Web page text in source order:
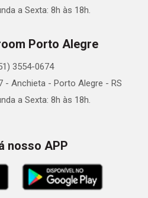
a Sexta: 8h às 18h.
Porto Alegre
3554-0674
- Anchieta - Porto Alegre - RS
a Sexta: 8h às 18h.
nosso APP